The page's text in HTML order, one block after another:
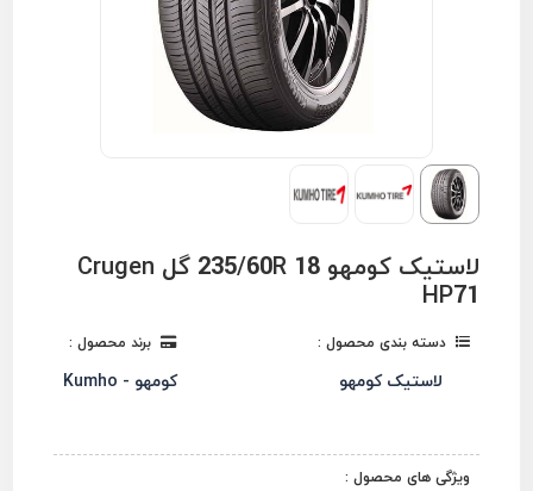
لاستیک کومهو 235/60R 18 گل Crugen
HP71
دسته بندی محصول :
لاستیک کومهو
برند محصول :
کومهو - Kumho
ویژگی های محصول :